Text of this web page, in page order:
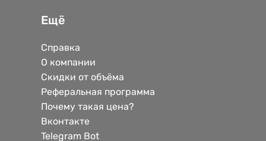
Ещё
Справка
О компании
Скидки от объёма
Реферальная программа
Почему такая цена?
Вконтакте
Telegram Bot